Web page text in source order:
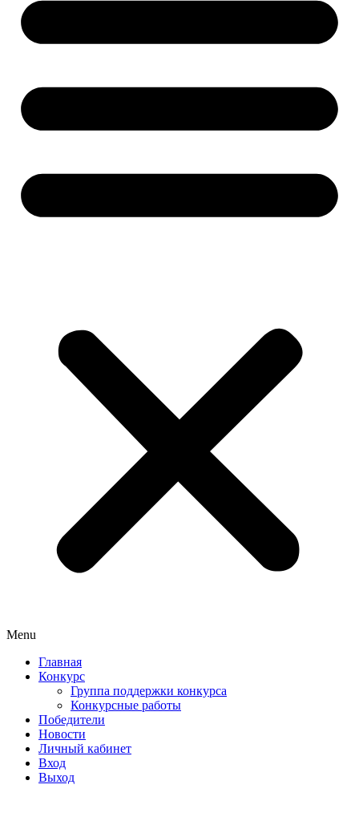
Menu
Главная
Конкурс
Группа поддержки конкурса
Конкурсные работы
Победители
Новости
Личный кабинет
Вход
Выход